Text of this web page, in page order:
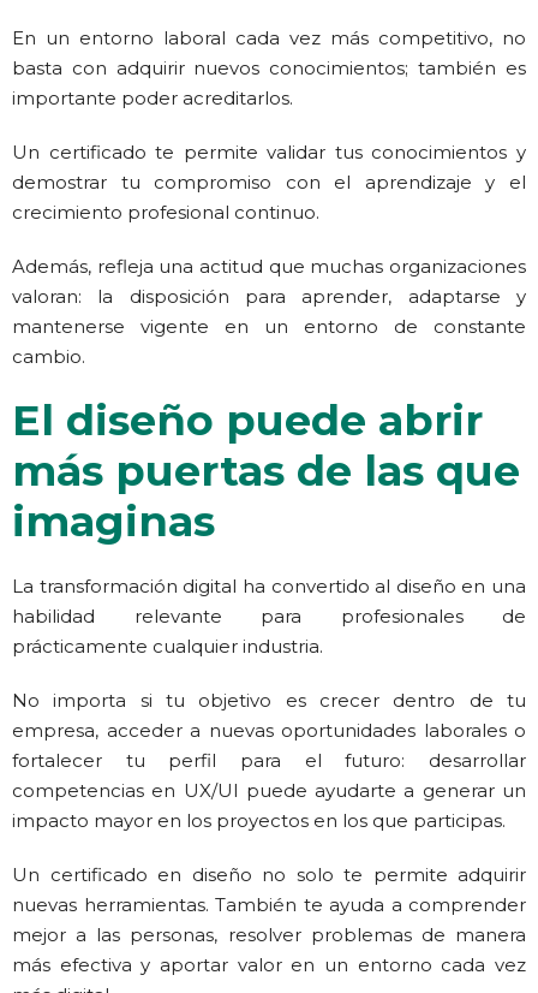
En un entorno laboral cada vez más competitivo, no
basta con adquirir nuevos conocimientos; también es
importante poder acreditarlos.
Un certificado te permite validar tus conocimientos y
demostrar tu compromiso con el aprendizaje y el
crecimiento profesional continuo.
Además, refleja una actitud que muchas organizaciones
valoran: la disposición para aprender, adaptarse y
mantenerse vigente en un entorno de constante
cambio.
El diseño puede abrir
más puertas de las que
imaginas
La transformación digital ha convertido al diseño en una
habilidad relevante para profesionales de
prácticamente cualquier industria.
No importa si tu objetivo es crecer dentro de tu
empresa, acceder a nuevas oportunidades laborales o
fortalecer tu perfil para el futuro: desarrollar
competencias en UX/UI puede ayudarte a generar un
impacto mayor en los proyectos en los que participas.
Un certificado en diseño no solo te permite adquirir
nuevas herramientas. También te ayuda a comprender
mejor a las personas, resolver problemas de manera
más efectiva y aportar valor en un entorno cada vez